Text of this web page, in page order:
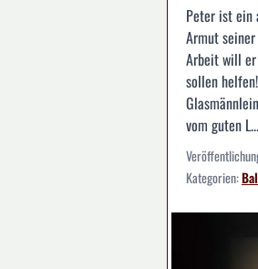
Peter ist ein
Armut
Arbeit will er
sollen
vom guten L...
Kategorien: